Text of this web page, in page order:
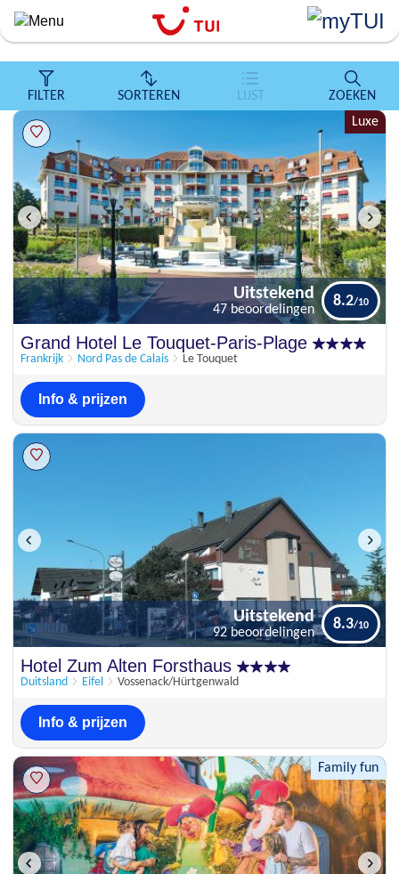
Overslaan
algemene
inhoud
gaan
FILTER SORTEREN LIJST
ZOEKEN
Luxe
Uitstekend
47 beoordelingen
8.2
Grand Hotel Le Touquet-Paris-Plage
Frankrijk Nord Pas de Calais Le Touquet
Uitstekend
47 beoordelingen
8.2
Info & prijzen
Uitstekend
92 beoordelingen
Hotel Zum Alten Forsthaus
Duitsland Eifel Vossenack/Hürtgenwald
Uitstekend
92 beoordelingen
8.3
Info & prijzen
Family fun